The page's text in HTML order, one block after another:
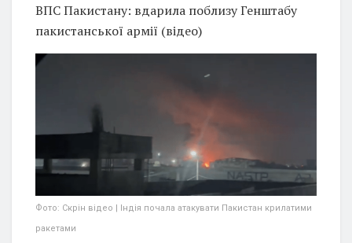
ВПС Пакистану: вдарила поблизу Генштабу
пакистанської армії (відео)
Фото: Скрін відео | Індія почала атакувати Пакистан крилатими
ракетами